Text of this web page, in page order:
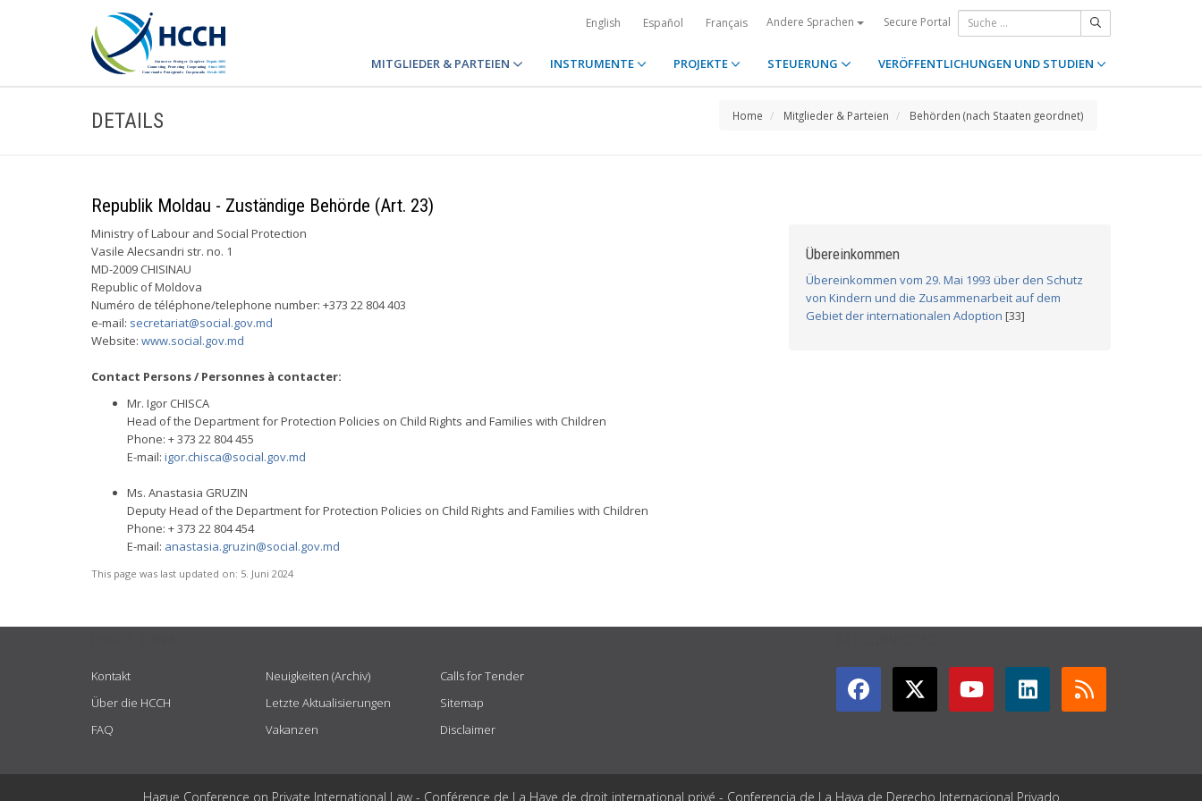
English Español Français Andere Sprachen Secure Portal
MITGLIEDER & PARTEIEN INSTRUMENTE PROJEKTE STEUERUNG VERÖFFENTLICHUNGEN UND STUDIEN
DETAILS Home Mitglieder & Parteien Behörden (nach Staaten geordnet)
Republik Moldau - Zuständige Behörde (Art. 23)
Ministry of Labour and Social Protection
Vasile Alecsandri str. no. 1
MD-2009 CHISINAU
Republic of Moldova
Numéro de téléphone/telephone number: +373 22 804 403
e-mail: secretariat@social.gov.md
Website: www.social.gov.md
Contact Persons / Personnes à contacter:
Mr. Igor CHISCA
Head of the Department for Protection Policies on Child Rights and Families with Children
Phone: + 373 22 804 455
E-mail: igor.chisca@social.gov.md
Ms. Anastasia GRUZIN
Deputy Head of the Department for Protection Policies on Child Rights and Families with Children
Phone: + 373 22 804 454
E-mail: anastasia.gruzin@social.gov.md
This page was last updated on: 5. Juni 2024
Übereinkommen
Übereinkommen vom 29. Mai 1993 über den Schutz
von Kindern und die Zusammenarbeit auf dem
Gebiet der internationalen Adoption [33]
Kontakt
Über die HCCH
FAQ
Neuigkeiten (Archiv)
Letzte Aktualisierungen
Vakanzen
Calls for Tender
Sitemap
Disclaimer
Hague Conference on Private International Law - Conférence de La Haye de droit international privé - Conferencia de La Haya de Derecho Internacional Privado